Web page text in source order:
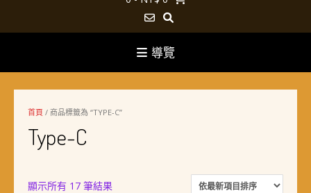
導覽
首頁 / 商品標籤為 “TYPE-C”
Type-C
顯示所有 17 筆結果依